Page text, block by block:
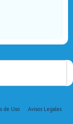
de Uso Avisos Legales